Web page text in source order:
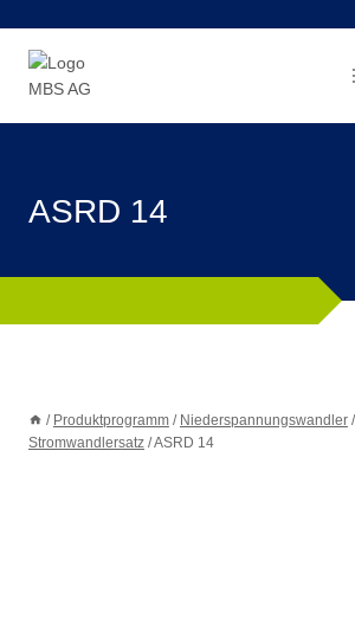
springen
ASRD 14
/ Produktprogramm / Niederspannungswandler /
Stromwandlersatz /ASRD 14